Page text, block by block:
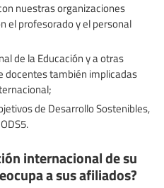
nuestras organizaciones
el profesorado y el personal
de la Educación y a otras
docentes también implicadas
de Desarrollo Sostenibles,
internacional de su
a sus afiliados?